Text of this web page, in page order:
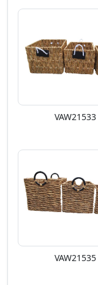
VAW21533
VAW21535